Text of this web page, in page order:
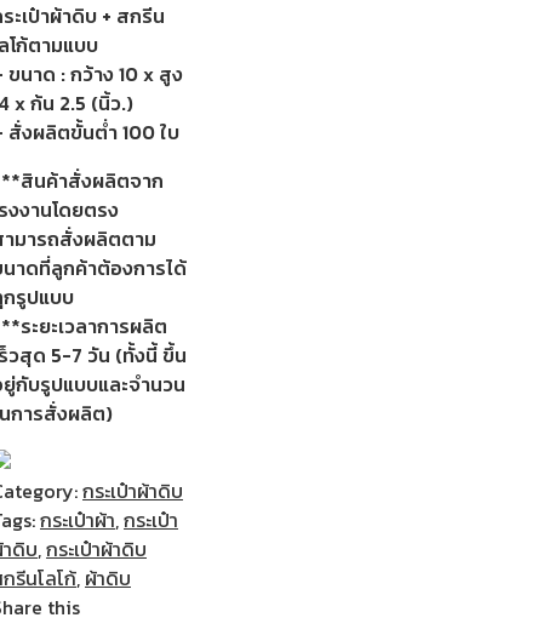
ะเป๋าผ้าดิบ + สกรีน
โก้ตามแบบ
ขนาด : กว้าง 10 x สูง
x ก้น 2.5 (นิ้ว.)
สั่งผลิตขั้นต่ำ 100 ใบ
สินค้าสั่งผลิตจาก
งงานโดยตรง
มารถสั่งผลิตตาม
าดที่ลูกค้าต้องการได้
รูปแบบ
ระยะเวลาการผลิต
วสุด 5-7 วัน (ทั้งนี้ ขึ้น
กับรูปแบบและจำนวน
การสั่งผลิต)
กระเป๋าผ้าดิบ
กระเป๋าผ้า,กระเป๋า
ดิบ,กระเป๋าผ้าดิบ
รีนโลโก้, ผ้าดิบ
this